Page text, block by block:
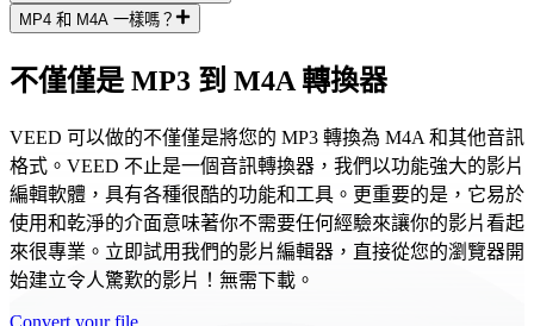
MP4 和 M4A 一樣嗎？
不僅僅是 MP3 到 M4A 轉換器
VEED 可以做的不僅僅是將您的 MP3 轉換為 M4A 和其他音訊
格式。VEED 不止是一個音訊轉換器，我們以功能強大的影片
編輯軟體，具有各種很酷的功能和工具。更重要的是，它易於
使用和乾淨的介面意味著你不需要任何經驗來讓你的影片看起
來很專業。立即試用我們的影片編輯器，直接從您的瀏覽器開
始建立令人驚歎的影片！無需下載。